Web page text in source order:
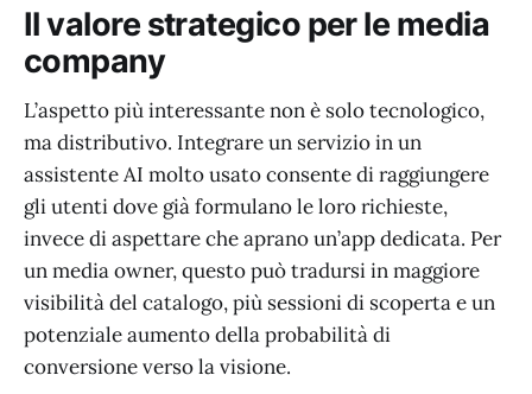
Il valore strategico per le media
company
L’aspetto più interessante non è solo tecnologico,
ma distributivo. Integrare un servizio in un
assistente AI molto usato consente di raggiungere
gli utenti dove già formulano le loro richieste,
invece di aspettare che aprano un’app dedicata. Per
un media owner, questo può tradursi in maggiore
visibilità del catalogo, più sessioni di scoperta e un
potenziale aumento della probabilità di
conversione verso la visione.